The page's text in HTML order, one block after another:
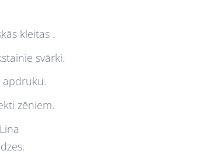
kleitas .
svārki.
apdruku.
zēniem.